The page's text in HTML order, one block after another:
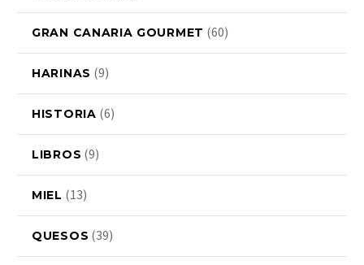
GRAN CANARIA GOURMET (60)
HARINAS (9)
HISTORIA (6)
LIBROS (9)
MIEL (13)
QUESOS (39)